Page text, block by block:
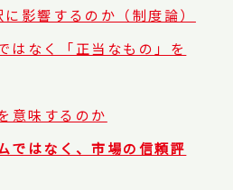
影響するのか（制度論）
はなく「正当なもの」を
意味するのか
ではなく、市場の信頼評